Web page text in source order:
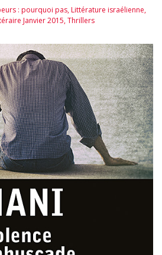
: pourquoi pas,Littérature israélienne,
Janvier 2015,Thrillers